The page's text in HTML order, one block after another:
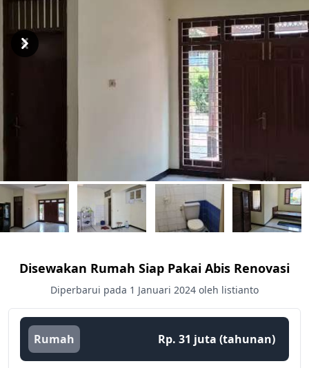
Previous
Next
Disewakan Rumah Siap Pakai Abis Renovasi
Diperbarui pada 1 Januari 2024 oleh listianto
Rumah Rp. 31 juta (tahunan)